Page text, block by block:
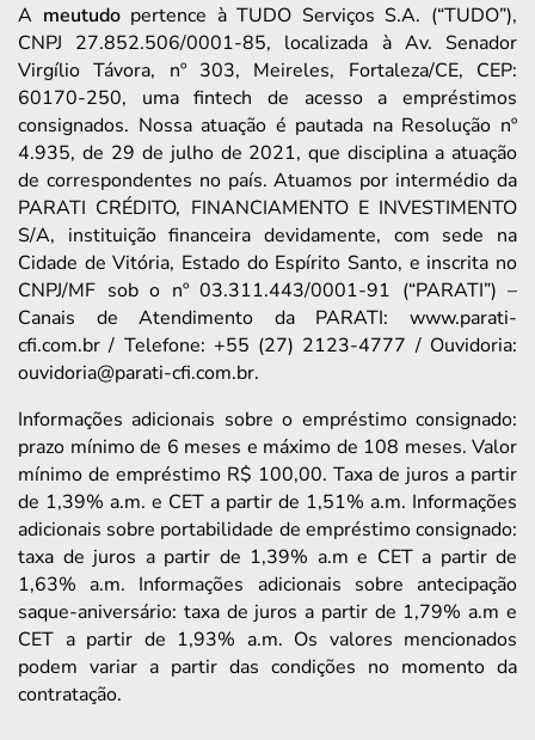
A meutudopertence à TUDO Serviços S.A. (“TUDO”),
CNPJ 27.852.506/0001-85, localizada à Av. Senador
Virgílio Távora, nº 303, Meireles, Fortaleza/CE, CEP:
60170-250, uma fintech de acesso a empréstimos
consignados. Nossa atuação é pautada na Resolução nº
4.935, de 29 de julho de 2021, que disciplina a atuação
de correspondentes no país. Atuamos por intermédio da
PARATI CRÉDITO, FINANCIAMENTO E INVESTIMENTO
S/A, instituição financeira devidamente, com sede na
Cidade de Vitória, Estado do Espírito Santo, e inscrita no
CNPJ/MF sob o nº 03.311.443/0001-91 (“PARATI”) –
Canais de Atendimento da PARATI: www.parati-
cfi.com.br / Telefone: +55 (27) 2123-4777 / Ouvidoria:
ouvidoria@parati-cfi.com.br.
Informações adicionais sobre o empréstimo consignado:
prazo mínimo de 6 meses e máximo de 108 meses. Valor
mínimo de empréstimo R$ 100,00. Taxa de juros a partir
de 1,39% a.m. e CET a partir de 1,51% a.m. Informações
adicionais sobre portabilidade de empréstimo consignado:
taxa de juros a partir de 1,39% a.m e CET a partir de
1,63% a.m. Informações adicionais sobre antecipação
saque-aniversário: taxa de juros a partir de 1,79% a.m e
CET a partir de 1,93% a.m. Os valores mencionados
podem variar a partir das condições no momento da
contratação.